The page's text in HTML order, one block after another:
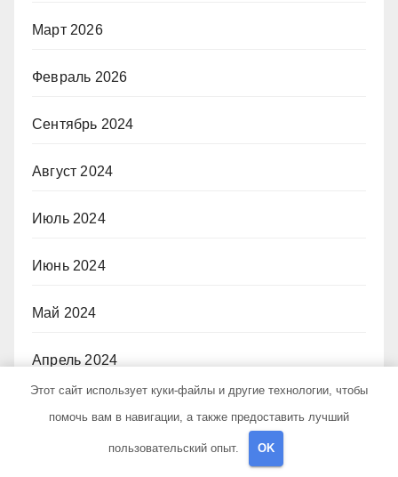
Март 2026
Февраль 2026
Сентябрь 2024
Август 2024
Июль 2024
Июнь 2024
Май 2024
Апрель 2024
Февраль 2024
Этот сайт использует куки-файлы и другие технологии, чтобы
помочь вам в навигации, а также предоставить лучший
пользовательский опыт. OK